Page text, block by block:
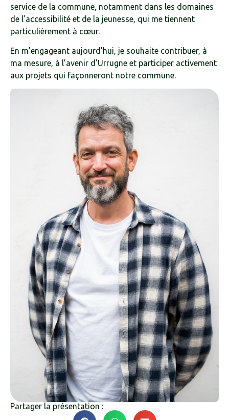
service de la commune, notamment dans les domaines
de l’accessibilité et de la jeunesse, qui me tiennent
particulièrement à cœur.
En m’engageant aujourd’hui, je souhaite contribuer, à
ma mesure, à l’avenir d’Urrugne et participer activement
aux projets qui façonneront notre commune.
Partager la présentation :